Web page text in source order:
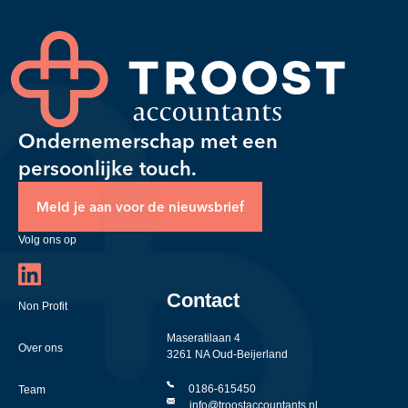
Ondernemerschap met een
persoonlijke touch.
Meld je aan voor de nieuwsbrief
Volg ons op
Non Profit
Over ons
Team
Contact
Maseratilaan 4
3261 NA Oud-Beijerland
0186-615450
info@troostaccountants.nl